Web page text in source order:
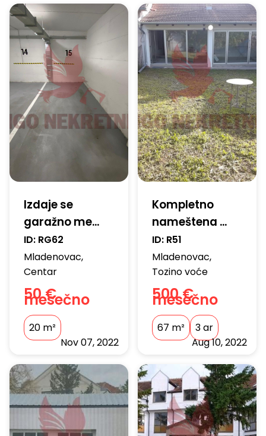
Izdaje se
garažno me...
ID: RG62
Mladenovac,
Centar
50 €
mesečno
20 m²
Nov 07, 2022
Kompletno
nameštena ...
ID: R51
Mladenovac,
Tozino voće
500 €
mesečno
67 m²
3 ar
Aug 10, 2022